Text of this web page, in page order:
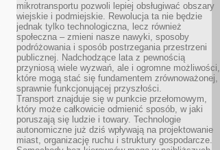
mikrotransportu pozwoli lepiej obsługiwać obszary
wiejskie i podmiejskie. Rewolucja ta nie będzie
jednak tylko technologiczna, lecz również
społeczna – zmieni nasze nawyki, sposoby
podróżowania i sposób postrzegania przestrzeni
publicznej. Nadchodzące lata z pewnością
przyniosą wiele wyzwań, ale i ogromne możliwości,
które mogą stać się fundamentem zrównoważonej,
sprawnie funkcjonującej przyszłości.
Transport znajduje się w punkcie przełomowym,
który może całkowicie odmienić sposób, w jaki
poruszają się ludzie i towary. Technologie
autonomiczne już dziś wpływają na projektowanie
miast, organizację ruchu i struktury gospodarcze.